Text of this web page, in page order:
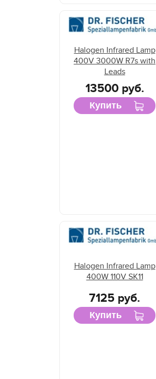
Halogen Infrared Lamp
400V 3000W R7s with
Leads
13500 руб.
Купить
Halogen Infrared Lamp
400W 110V SK11
7125 руб.
Купить